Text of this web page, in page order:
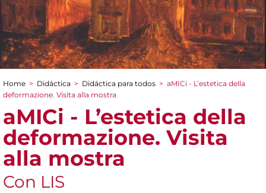
You are here
Home > Didáctica > Didáctica para todos > aMICi - L’estetica della
deformazione. Visita alla mostra
aMICi - L’estetica della
deformazione. Visita
alla mostra
Con LIS